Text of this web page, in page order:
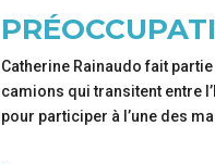
Catherine Rainaudo fait
camions qui transitent entre
pour participer à l’une des